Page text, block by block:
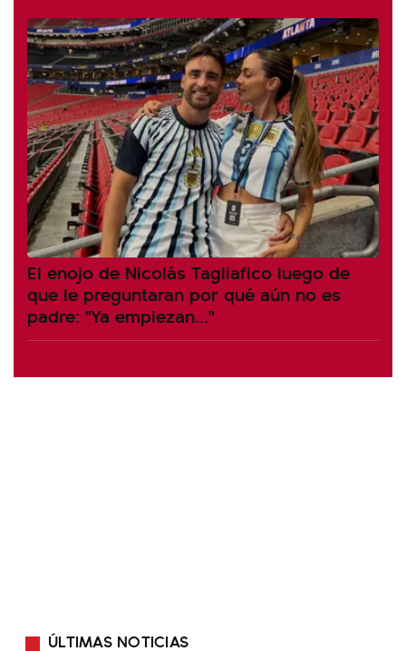
El enojo de Nicolás Tagliafico luego de
que le preguntaran por qué aún no es
padre: "Ya empiezan..."
ÚLTIMAS NOTICIAS